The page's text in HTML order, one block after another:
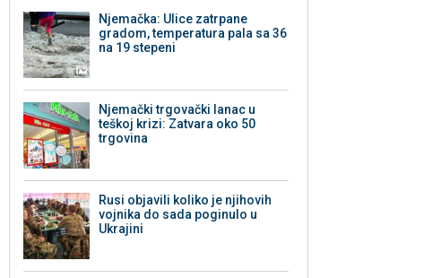
Njemačka: Ulice zatrpane
gradom, temperatura pala sa 36
na 19 stepeni
Njemački trgovački lanac u
teškoj krizi: Zatvara oko 50
trgovina
Rusi objavili koliko je njihovih
vojnika do sada poginulo u
Ukrajini